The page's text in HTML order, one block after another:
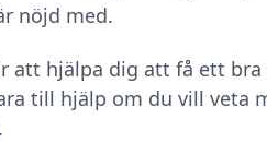
nöjd med.
att hjälpa dig att få ett
till hjälp om du vill veta
.